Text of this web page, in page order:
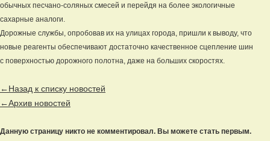
обычных песчано-соляных смесей и перейдя на более экологичные
сахарные аналоги.
Дорожные службы, опробовав их на улицах города, пришли к выводу, что
новые реагенты обеспечивают достаточно качественное сцепление шин
с поверхностью дорожного полотна, даже на больших скоростях.
←Назад к списку новостей
←Архив новостей
Данную страницу никто не комментировал. Вы можете стать первым.